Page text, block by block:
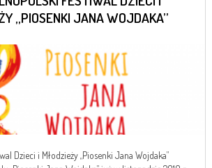
„PIOSENKI JANA WOJDAKA”
Dzieci i Młodzieży „Piosenki Jana Wojdaka”